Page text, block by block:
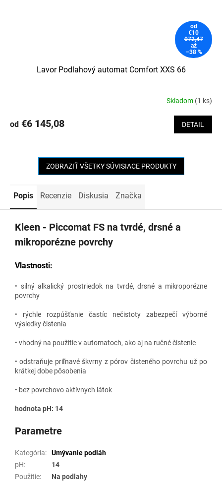
od
€10
072,47
až
–38 %
Lavor Podlahový automat Comfort XXS 66
Skladom (1 ks)
od €6 145,08 DETAIL
ZOBRAZIŤ VŠETKY SÚVISIACE PRODUKTY
Popis Recenzie Diskusia Značka
Kleen - Piccomat FS na tvrdé, drsné a
mikroporézne povrchy
Vlastnosti:
• silný alkalický prostriedok na tvrdé, drsné a mikroporézne
povrchy
• rýchle rozpúšťanie častíc nečistoty zabezpečí výborné
výsledky čistenia
• vhodný na použitie v automatoch, ako aj na ručné čistenie
• odstraňuje priľnavé škvrny z pórov čisteného povrchu už po
krátkej dobe pôsobenia
• bez povrchovo aktívnych látok
hodnota pH: 14
Parametre
Kategória:
Umývanie podláh
pH:
14
Použitie: Na podlahy